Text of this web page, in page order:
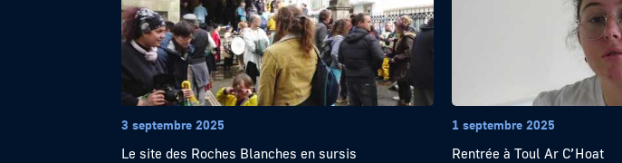
3 septembre 2025
Le site des Roches Blanches en sursis
1 septembre 2025
Rentrée à Toul Ar C’Hoat